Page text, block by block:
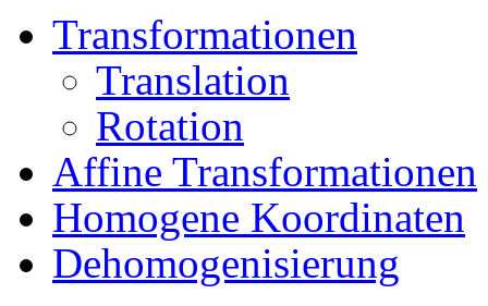
Transformationen
Translation
Rotation
Affine Transformationen
Homogene Koordinaten
Dehomogenisierung